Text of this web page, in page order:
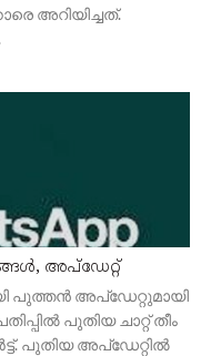
അറിയിച്ചത്.
അപ്‌ഡേറ്റ്
പുത്തന്‍ അപ്‌ഡേറ്റുമായി
പുതിയ ചാറ്റ് തീം
പുതിയ അപ്‌ഡേറ്റില്‍